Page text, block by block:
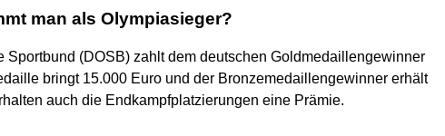
man als Olympiasieger?
Sportbund (DOSB) zahlt dem deutschen Goldmedaillengewinner
bringt 15.000 Euro und der Bronzemedaillengewinner erhält
auch die Endkampfplatzierungen eine Prämie.